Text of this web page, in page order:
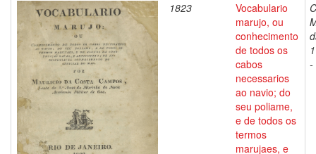
1823
Vocabulario
marujo, ou
conhecimento
de todos os
cabos
necessarios
ao navio; do
seu poliame,
e de todos os
termos
marujaes, e
-